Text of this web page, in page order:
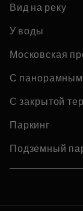
Вид на реку
У воды
Московская
С
С закрытой
Паркинг
Подземный